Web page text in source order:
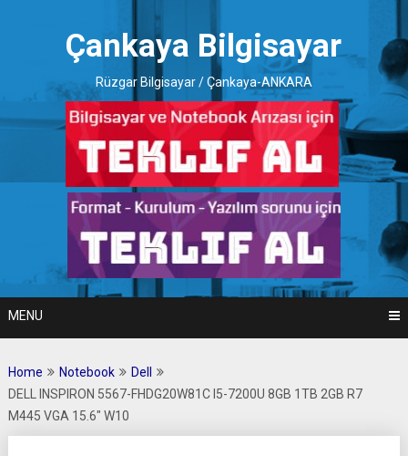
Çankaya Bilgisayar
Rüzgar Bilgisayar / Çankaya-ANKARA
MENU
Home Notebook
Dell
DELL INSPIRON 5567-FHDG20W81C I5-7200U 8GB 1TB 2GB R7
M445 VGA 15.6″ W10